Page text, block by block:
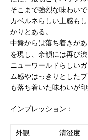
そこまで強烈な味わい
カベルネらしい土感も
かりとある。
中盤からは落ち着きが
を現し、余韻には再び渋
ニューワールドらしい
ム感やはっきりとした
も落ち着いた味わいが印
インプレッション：
外観 清澄度